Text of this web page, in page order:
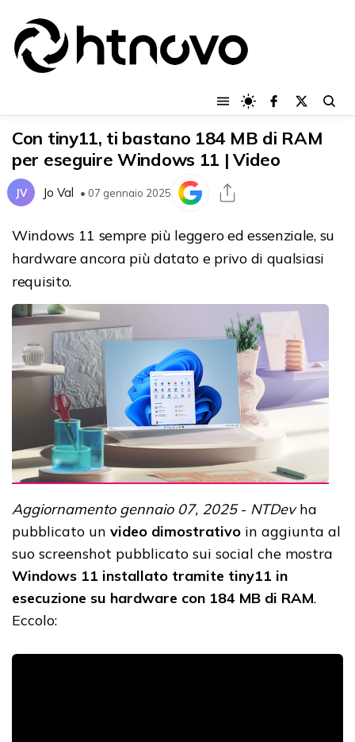
Con tiny11, ti bastano 184 MB di RAM
per eseguire Windows 11 | Video
JV Jo Val • 07 gennaio 2025
Windows 11 sempre più leggero ed essenziale, su
hardware ancora più datato e privo di qualsiasi
requisito.
Aggiornamento gennaio 07, 2025- NTDevha
pubblicato un video dimostrativo in aggiunta al
suo screenshot pubblicato sui social che mostra
Windows 11 installato tramite tiny11 in
esecuzione su hardware con 184 MB di RAM.
Eccolo: